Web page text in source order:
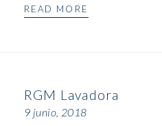
READ MORE
RGM Lavadora
9 junio, 2018